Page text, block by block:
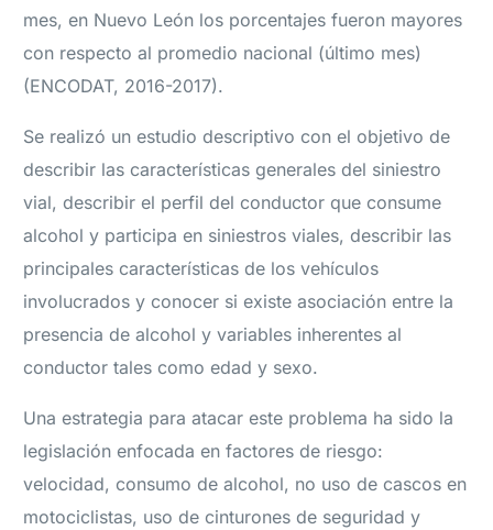
mes, en Nuevo León los porcentajes fueron mayores
con respecto al promedio nacional (último mes)
(ENCODAT, 2016-2017).
Se realizó un estudio descriptivo con el objetivo de
describir las características generales del siniestro
vial, describir el perfil del conductor que consume
alcohol y participa en siniestros viales, describir las
principales características de los vehículos
involucrados y conocer si existe asociación entre la
presencia de alcohol y variables inherentes al
conductor tales como edad y sexo.
Una estrategia para atacar este problema ha sido la
legislación enfocada en factores de riesgo:
velocidad, consumo de alcohol, no uso de cascos en
motociclistas, uso de cinturones de seguridad y